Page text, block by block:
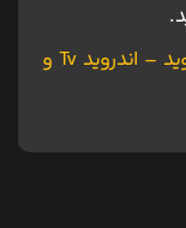
دانلود اپلیکیشن های ویندوز – اندروید – اندروید Tv و